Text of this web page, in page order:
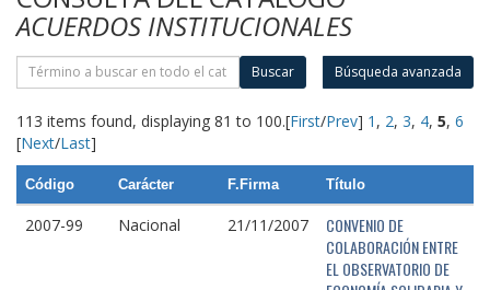
ACUERDOS INSTITUCIONALES
Buscar Búsqueda avanzada
113 items found, displaying 81 to 100.[First/Prev] 1 , 2, 3, 4, 5, 6
[Next/Last]
Código Carácter F.Firma Título
2007-99 Nacional 21/11/2007
CONVENIO DE
COLABORACIÓN ENTRE
EL OBSERVATORIO DE